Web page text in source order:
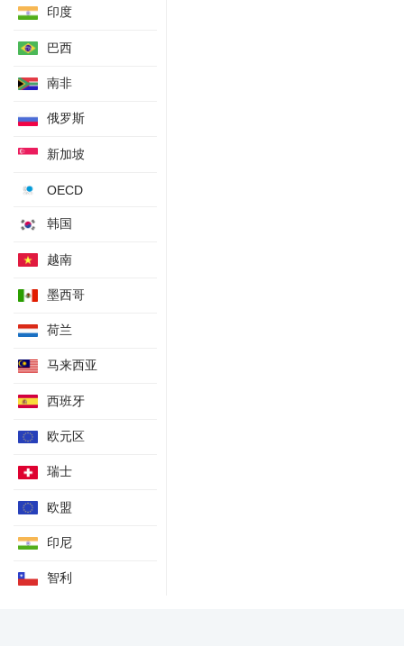
扣除运输的工厂订单月率
ICSC-高盛连锁店销售年率
密歇根大学消费者预期
核心CPI月率季调后
费城联储制造业装船指数
费城联储制造业新订单指数
费城联储制造业物价支付指数
费城联储制造业物价获得指数
MBA抵押贷款申请活动指数
MBA抵押贷款再融资活动指数
出口
初请失业金人数四周均值
ISM制造业产出指数
ISM制造业新订单指数
劳工就业成本季率
印度
巴西
南非
俄罗斯
新加坡
OECD
韩国
越南
墨西哥
荷兰
马来西亚
西班牙
欧元区
瑞士
欧盟
印尼
智利